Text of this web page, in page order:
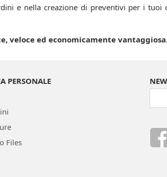
e nella creazione di preventivi per i tuoi
veloce ed economicamente
PERSONALE
Files